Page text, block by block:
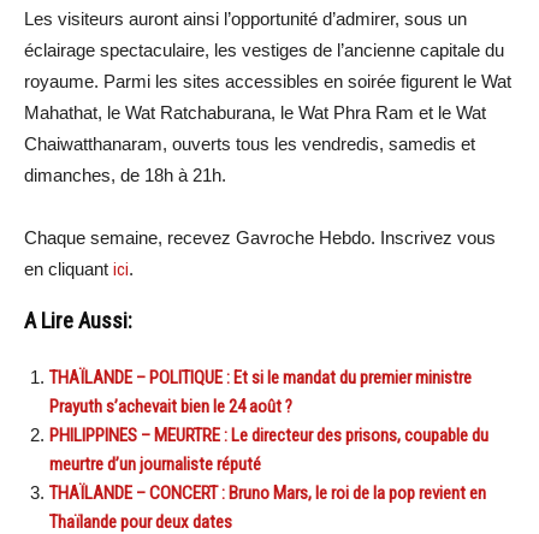
Les visiteurs auront ainsi l’opportunité d’admirer, sous un
éclairage spectaculaire, les vestiges de l’ancienne capitale du
royaume. Parmi les sites accessibles en soirée figurent le Wat
Mahathat, le Wat Ratchaburana, le Wat Phra Ram et le Wat
Chaiwatthanaram, ouverts tous les vendredis, samedis et
dimanches, de 18h à 21h.
Chaque semaine, recevez Gavroche Hebdo. Inscrivez vous
en cliquant ici.
A Lire Aussi:
THAÏLANDE – POLITIQUE : Et si le mandat du premier ministre
Prayuth s’achevait bien le 24 août ?
PHILIPPINES – MEURTRE : Le directeur des prisons, coupable du
meurtre d’un journaliste réputé
THAÏLANDE – CONCERT : Bruno Mars, le roi de la pop revient en
Thaïlande pour deux dates